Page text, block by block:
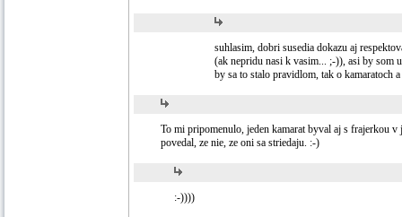
suhlasim, dobri susedia dokazu aj
(ak nepridu nasi k vasim... ;-)), asi by som
by sa to stalo pravidlom, tak o kamaratoch
To mi pripomenulo, jeden kamarat byval aj s frajerkou v
povedal, ze nie, ze oni sa striedaju. :-)
:-))))